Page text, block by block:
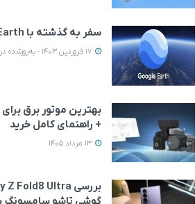
سفر به گذشته با Google Earth
بهترین موتور برق
+ راهنمای کامل خرید